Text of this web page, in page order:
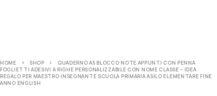
HOME SHOP
QUADERNO A5 BLOCCO NOTE APPUNTI CON PENNA
FOGLIETTI ADESIVI A RIGHE PERSONALIZZABILE CON NOME CLASSE – IDEA
REGALO PER MAESTRO INSEGNANTE SCUOLA PRIMARIA ASILO ELEMENTARE FINE
ANNO ENGLISH